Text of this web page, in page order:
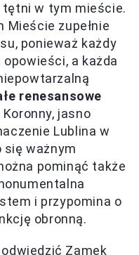
tętni w tym mieście.
Mieście zupełnie
ponieważ każdy
a każda
renesansowe
jasno
Lublina w
się ważnym
pominąć także
i przypomina o
obronną.
Zamek